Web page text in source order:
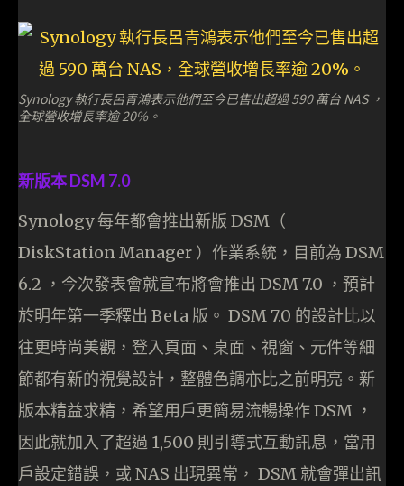
Synology 執行長呂青鴻表示他們至今已售出超過 590 萬台 NAS ，
全球營收增長率逾 20%。
新版本 DSM 7.0
Synology 每年都會推出新版 DSM（
DiskStation Manager ）作業系統，目前為 DSM
6.2 ，今次發表會就宣布將會推出 DSM 7.0 ，預計
於明年第一季釋出 Beta 版。 DSM 7.0 的設計比以
往更時尚美觀，登入頁面、桌面、視窗、元件等細
節都有新的視覺設計，整體色調亦比之前明亮。新
版本精益求精，希望用戶更簡易流暢操作 DSM ，
因此就加入了超過 1,500 則引導式互動訊息，當用
戶設定錯誤，或 NAS 出現異常， DSM 就會彈出訊